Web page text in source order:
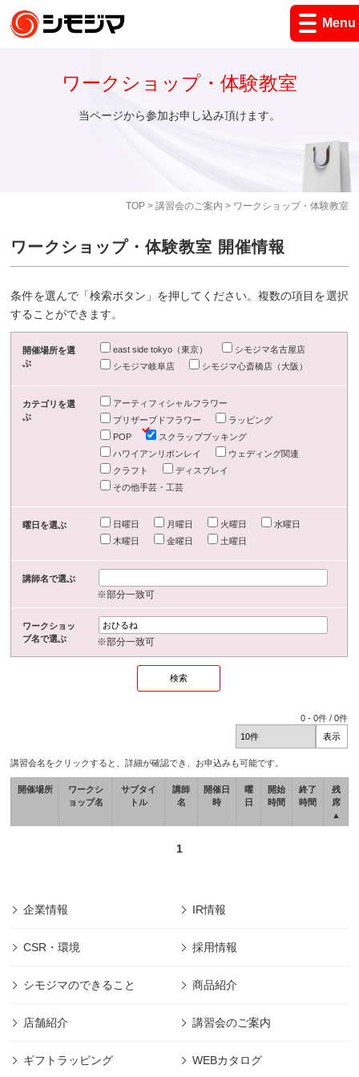
Menu
TOP> 講習会のご案内 > ワークショップ・体験教室
ワークショップ・体験教室
当ページから参加お申し込み頂けます。
ワークショップ・体験教室 開催情報
条件を選んで「検索ボタン」を押してください。複数の項目を選択
することができます。
開催場所を選
ぶ
east side tokyo（東京）
シモジマ名古屋店
シモジマ岐阜店
シモジマ心斎橋店（大阪）
カテゴリを選
ぶ
アーティフィシャルフラワー
プリザーブドフラワー
ラッピング
POP
スクラップブッキング
ハワイアンリボンレイ
ウェディング関連
クラフト
ディスプレイ
その他手芸・工芸
曜日を選ぶ 日曜日 月曜日 火曜日
水曜日
木曜日
金曜日 土曜日
講師名で選ぶ
※部分一致可
ワークショッ
プ名で選ぶ
※部分一致可
0 -0件 /0件
講習会名をクリックすると、詳細が確認でき、お申込みも可能です。
開催場所
ワークシ
ョップ名
サブタイ
トル
講師
名
開催日
時
曜
日
開始
時間
終了
時間
残
席
▲
1
企業情報 IR情報
CSR・環境 採用情報
シモジマのできること 商品紹介
店舗紹介 講習会のご案内
ギフトラッピング WEBカタログ